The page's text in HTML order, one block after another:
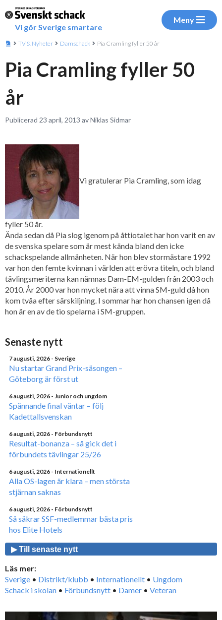
Vi gör Sverige smartare
Meny
TV & Nyheter Damschack Pia Cramling fyller 50 år
Pia Cramling fyller 50
år
Publicerad 23 april, 2013 av Niklas Sidmar
Vi gratulerar Pia Cramling, som idag
fyller 50 år.
Ända sedan då Pia slog igenom på åttiotalet har hon varit en av
de svenska spelare som är mest kända bland den icke
schackspelande allmänheten. När hon blev stormästare 1992
var hon den femte kvinnan i världen att erövra titeln, och bland
tävlingsmeriterna kan nämnas Dam-EM-gulden från 2003 och
2010. År 2000 var hon mycket nära att vinna SM-guld då hon
kom tvåa efter särskiljning. I sommar har hon chansen igen då
hon är en av de tio spelarna i SM-gruppen.
Senaste nytt
7 augusti, 2026 - Sverige
Nu startar Grand Prix-säsongen –
Göteborg är först ut
6 augusti, 2026 - Junior och ungdom
Spännande final väntar – följ
Kadettallsvenskan
6 augusti, 2026 - Förbundsnytt
Resultat-bonanza – så gick det i
förbundets tävlingar 25/26
6 augusti, 2026 - Internationellt
Alla OS-lagen är klara – men största
stjärnan saknas
6 augusti, 2026 - Förbundsnytt
Så säkrar SSF-medlemmar bästa pris
hos Elite Hotels
▶ Till senaste nytt
Läs mer:
Sverige • Distrikt/klubb • Internationellt • Ungdom
Schack i skolan • Förbundsnytt • Damer • Veteran